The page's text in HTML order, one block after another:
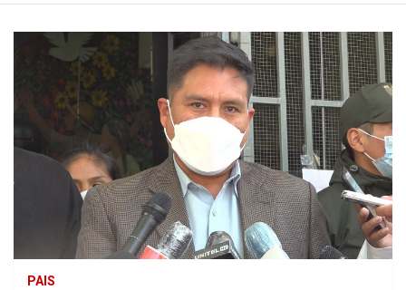
PAIS